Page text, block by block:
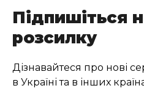
Підпишіться
розсилку
Дізнавайтеся про нові
в Україні та в інших